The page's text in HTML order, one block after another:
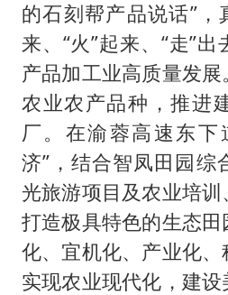
的石刻帮产品说话”，
来、“火”起来、“走”
产品加工业高质量发
农业农产品种，推进
厂。在渝蓉高速东下
济”，结合智凤田园综
光旅游项目及农业培
打造极具特色的生态
化、宜机化、产业化、
实现农业现代化，建